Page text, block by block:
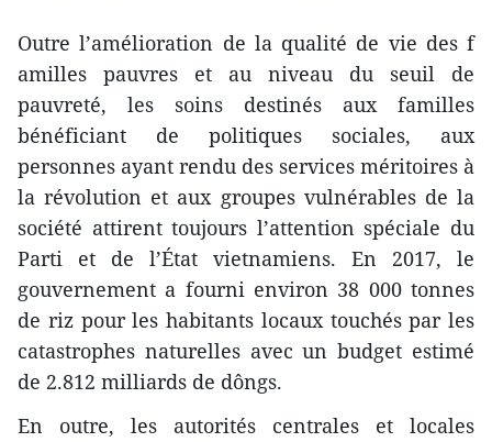
Outre l’amélioration de la qualité de vie des f​
amilles pauvres et au niveau du seuil de
pauvreté, les soins destinés aux familles
bénéficiant de politiques sociales, aux
personnes ayant rendu des services méritoires à
la révolution et aux groupes vulnérables de la
société attirent toujours l’attention spéciale du
Parti et de l’État vietnamiens. En 2017, le
gouvernement a fourni environ 38 000 tonnes
de riz pour les habitants locaux touchés par les
catastrophes naturelles avec un budget estimé
de 2.812 milliards de dôngs.
En outre, les autorités centrales et locales